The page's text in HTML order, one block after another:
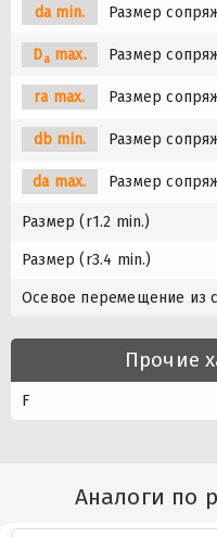
da min. Размер
Damax. Размер
ra max. Размер
db min. Размер
da max. Размер
Размер (r1.2 min.)
Размер (r3.4 min.)
Осевое перемещение из
Прочие
F
Аналоги по